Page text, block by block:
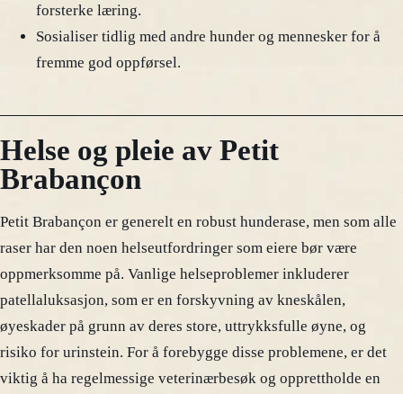
forsterke læring.
Sosialiser tidlig med andre hunder og mennesker for å
fremme god oppførsel.
Helse og pleie av Petit
Brabançon
Petit Brabançon er generelt en robust hunderase, men som alle
raser har den noen helseutfordringer som eiere bør være
oppmerksomme på. Vanlige helseproblemer inkluderer
patellaluksasjon, som er en forskyvning av kneskålen,
øyeskader på grunn av deres store, uttrykksfulle øyne, og
risiko for urinstein. For å forebygge disse problemene, er det
viktig å ha regelmessige veterinærbesøk og opprettholde en